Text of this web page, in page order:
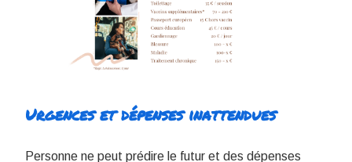
Urgences et dépenses inattendues
Personne ne peut prédire le futur et des dépenses